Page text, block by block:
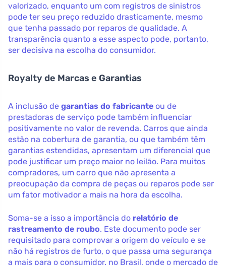
valorizado, enquanto um com registros de sinistros
pode ter seu preço reduzido drasticamente, mesmo
que tenha passado por reparos de qualidade. A
transparência quanto a esse aspecto pode, portanto,
ser decisiva na escolha do consumidor.
Royalty de Marcas e Garantias
A inclusão de garantias do fabricante ou de
prestadoras de serviço pode também influenciar
positivamente no valor de revenda. Carros que ainda
estão na cobertura de garantia, ou que também têm
garantias estendidas, apresentam um diferencial que
pode justificar um preço maior no leilão. Para muitos
compradores, um carro que não apresenta a
preocupação da compra de peças ou reparos pode ser
um fator motivador a mais na hora da escolha.
Soma-se a isso a importância do relatório de
rastreamento de roubo. Este documento pode ser
requisitado para comprovar a origem do veículo e se
não há registros de furto, o que passa uma segurança
a mais para o consumidor. no Brasil, onde o mercado de